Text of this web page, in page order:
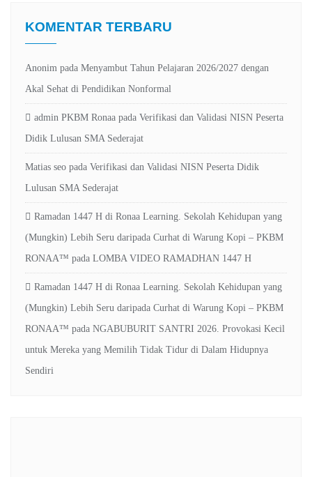
KOMENTAR TERBARU
Anonim pada Menyambut Tahun Pelajaran 2026/2027 dengan
Akal Sehat di Pendidikan Nonformal
admin PKBM Ronaa pada Verifikasi dan Validasi NISN Peserta
Didik Lulusan SMA Sederajat
Matias seo pada Verifikasi dan Validasi NISN Peserta Didik
Lulusan SMA Sederajat
Ramadan 1447 H di Ronaa Learning. Sekolah Kehidupan yang
(Mungkin) Lebih Seru daripada Curhat di Warung Kopi – PKBM
RONAA™ pada LOMBA VIDEO RAMADHAN 1447 H
Ramadan 1447 H di Ronaa Learning. Sekolah Kehidupan yang
(Mungkin) Lebih Seru daripada Curhat di Warung Kopi – PKBM
RONAA™ pada NGABUBURIT SANTRI 2026. Provokasi Kecil
untuk Mereka yang Memilih Tidak Tidur di Dalam Hidupnya
Sendiri